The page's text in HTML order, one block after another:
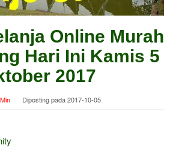
Online Murah
Hari Ini Kamis 5
2017
Diposting pada2017-10-05